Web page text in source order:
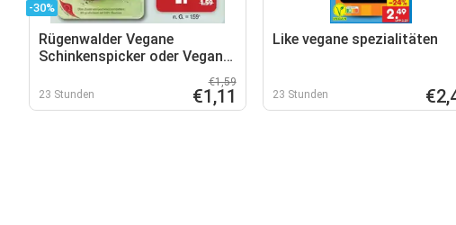
-30%
Rügenwalder Vegane
Schinkenspicker oder Vegane
23 Stunden
€1,59
€1,11
Like vegane spezialitäten
23 Stunden